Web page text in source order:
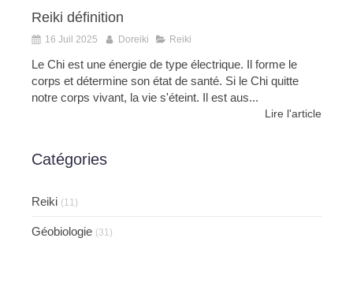
Reiki définition
16 Juil 2025 Doreiki Reiki
Le Chi est une énergie de type électrique. Il forme le
corps et détermine son état de santé. Si le Chi quitte
notre corps vivant, la vie s'éteint. Il est aus...
Lire l'article
Catégories
Reiki (11)
Géobiologie (31)